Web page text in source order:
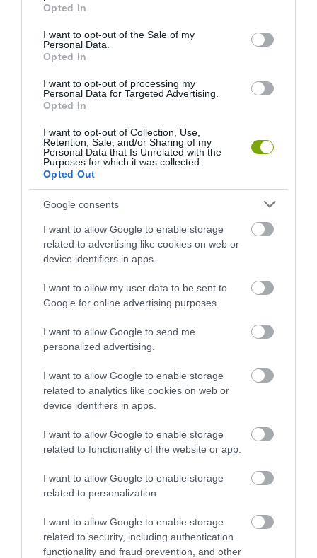
use your data for below specified purposes in below Google
consent section.
Opted In
I want to opt-out of the Sale of my
Personal Data.
Opted In
I want to opt-out of processing my
Personal Data for Targeted Advertising.
Opted In
I want to opt-out of Collection, Use,
Retention, Sale, and/or Sharing of my
Personal Data that Is Unrelated with the
Purposes for which it was collected.
Opted Out
Google consents
I want to allow Google to enable storage
related to advertising like cookies on web or
device identifiers in apps.
I want to allow my user data to be sent to
Google for online advertising purposes.
I want to allow Google to send me
personalized advertising.
I want to allow Google to enable storage
related to analytics like cookies on web or
device identifiers in apps.
I want to allow Google to enable storage
related to functionality of the website or app.
I want to allow Google to enable storage
related to personalization.
I want to allow Google to enable storage
related to security, including authentication
functionality and fraud prevention, and other
1